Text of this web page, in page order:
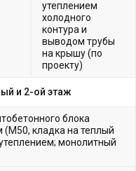
утеплением
холодного
контура и
выводом трубы
на крышу (по
проекту)
и 2-ой этаж
блока
кладка на теплый
монолитный